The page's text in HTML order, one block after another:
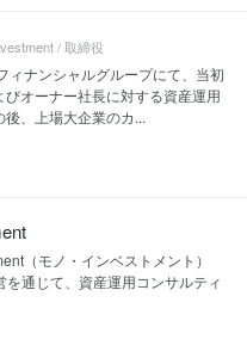
/ 取締役
ィナンシャルグループにて、当初
オーナー社長に対する資産運用
、上場大企業のカ...
（モノ・インベストメント）
通じて、資産運用コンサルティ